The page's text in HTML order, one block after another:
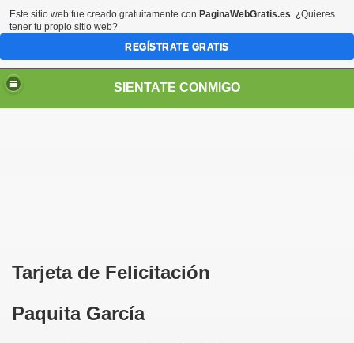
SIÉNTATE CONMIGO
Tarjeta de Felicitación
Paquita García
Este sitio web fue creado gratuitamente con PaginaWebGratis.es. ¿Quieres
tener tu propio sitio web?
REGÍSTRATE GRATIS